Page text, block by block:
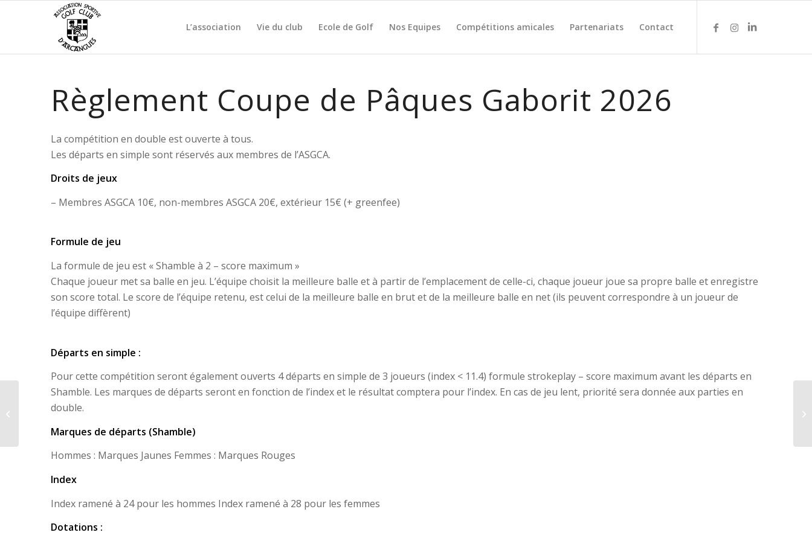
L’association Vie du club Ecole de Golf Nos Equipes Compétitions amicales Partenariats Contact
Règlement Coupe de Pâques Gaborit 2026
La compétition en double est ouverte à tous.
Les départs en simple sont réservés aux membres de l’ASGCA.
Droits de jeux
– Membres ASGCA 10€, non-membres ASGCA 20€, extérieur 15€ (+ greenfee)
Formule de jeu
La formule de jeu est « Shamble à 2 – score maximum »
Chaque joueur met sa balle en jeu. L’équipe choisit la meilleure balle et à partir de l’emplacement de celle-ci, chaque joueur joue sa propre balle et enregistre
son score total. Le score de l’équipe retenu, est celui de la meilleure balle en brut et de la meilleure balle en net (ils peuvent correspondre à un joueur de
l’équipe diffèrent)
Départs en simple :
Pour cette compétition seront également ouverts 4 départs en simple de 3 joueurs (index < 11.4) formule strokeplay – score maximum avant les départs en
Shamble. Les marques de départs seront en fonction de l’index et le résultat comptera pour l’index. En cas de jeu lent, priorité sera donnée aux parties en
double.
Marques de départs (Shamble)
Hommes : Marques Jaunes Femmes : Marques Rouges
Index
Index ramené à 24 pour les hommes Index ramené à 28 pour les femmes
Dotations :
Victoire en Kaligunak